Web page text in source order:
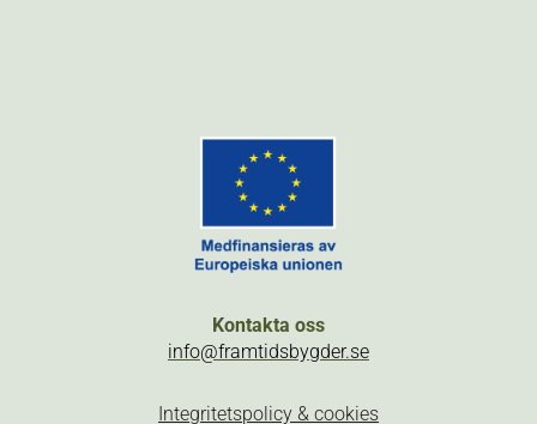
Kontakta oss
info@framtidsbygder.se
Integritetspolicy & cookies